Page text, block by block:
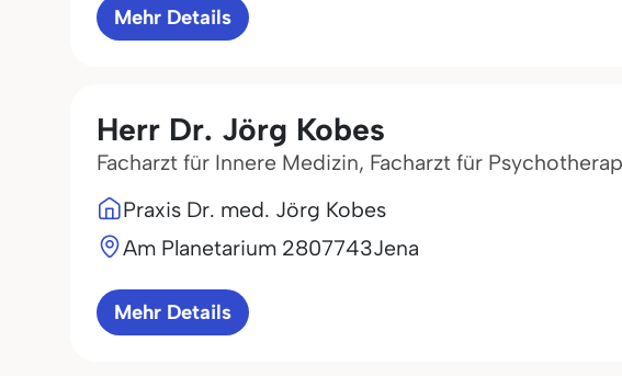
Mehr Details
Herr Dr. Jörg Kobes
Facharzt für Innere Medizin, Facharzt für
Praxis Dr. med. Jörg Kobes
Am Planetarium 2807743Jena
Mehr Details